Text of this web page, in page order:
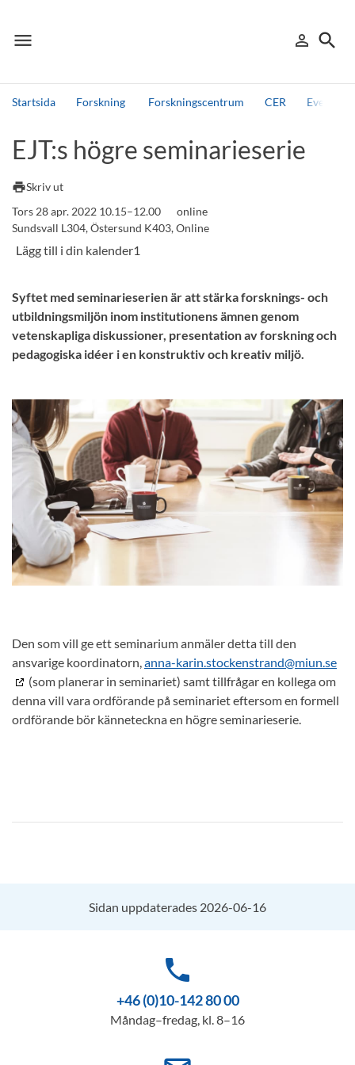
menu
Meny person_outline
Logga in
search
Sök
Startsida Forskning Forskningscentrum CER Events,
Andra söktjänster
Detta är vår testmiljö - endast testdata
EJT:s högre seminarieserie
printSkriv ut
Tors 28 apr. 2022 10.15–12.00
online
Sundsvall L304, Östersund K403, Online
Syftet med seminarieserien är att stärka forsknings- och
utbildningsmiljön inom institutionens ämnen genom
vetenskapliga diskussioner, presentation av forskning och
pedagogiska idéer i en konstruktiv och kreativ miljö.
Den som vill ge ett seminarium anmäler detta till den
ansvarige koordinatorn,anna-karin.stockenstrand@miun.se
(som planerar in seminariet) samt tillfrågar en kollega om
denna vill vara ordförande på seminariet eftersom en formell
ordförande bör känneteckna en högre seminarieserie.
Sidan uppdaterades 2026-06-16
phone
+46 (0)10-142 80 00
Måndag–fredag, kl. 8–16